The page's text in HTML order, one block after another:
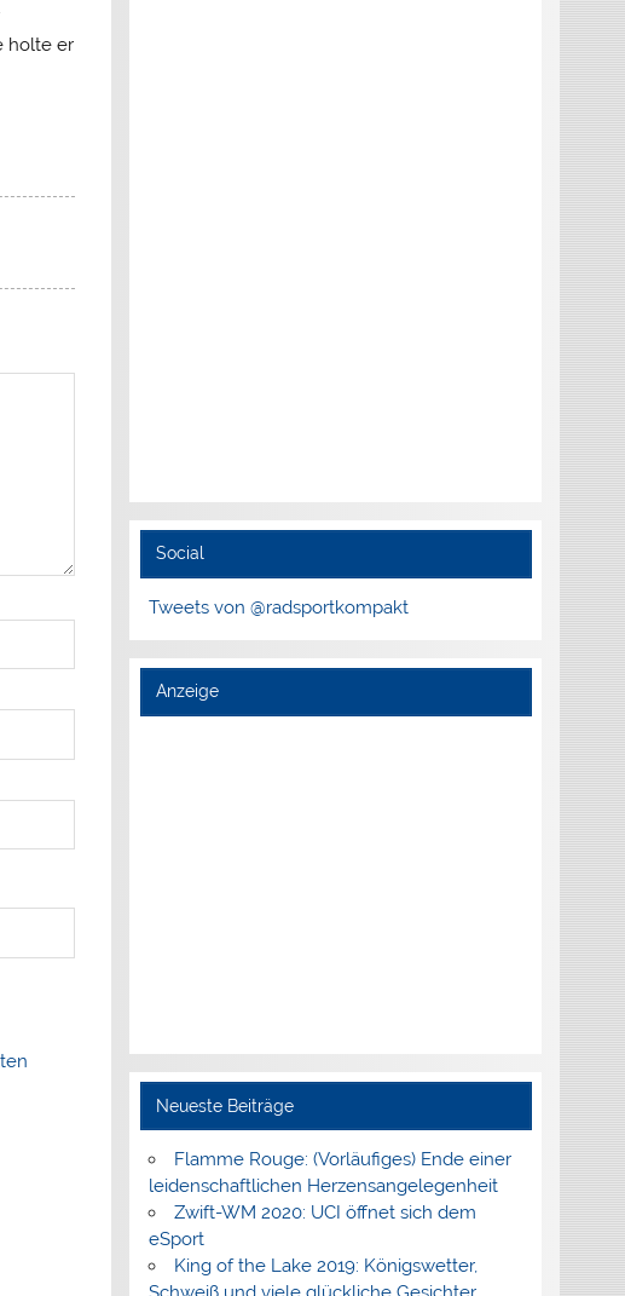
holte er
Social
Tweets von @radsportkompakt
Anzeige
Neueste Beiträge
Flamme Rouge: (Vorläufiges) Ende einer
leidenschaftlichen Herzensangelegenheit
Zwift-WM 2020: UCI öffnet sich dem
eSport
King of the Lake 2019: Königswetter,